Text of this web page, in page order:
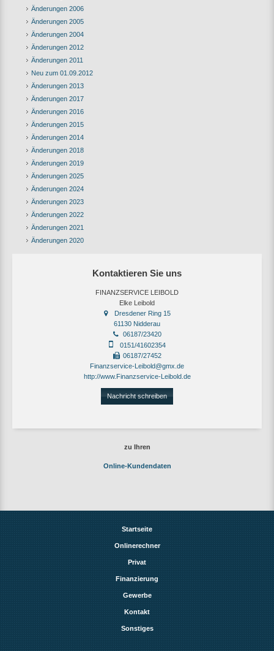
Änderungen 2006
Änderungen 2005
Änderungen 2004
Änderungen 2012
Änderungen 2011
Neu zum 01.09.2012
Änderungen 2013
Änderungen 2017
Änderungen 2016
Änderungen 2015
Änderungen 2014
Änderungen 2018
Änderungen 2019
Änderungen 2025
Änderungen 2024
Änderungen 2023
Änderungen 2022
Änderungen 2021
Änderungen 2020
Kontaktieren Sie uns
FINANZSERVICE LEIBOLD
Elke Leibold
Dresdener Ring 15
61130 Nidderau
06187/23420
0151/41602354
06187/27452
Finanzservice-Leibold@gmx.de
http://www.Finanzservice-Leibold.de
Nachricht schreiben
zu Ihren
Online-Kundendaten
Startseite
Onlinerechner
Privat
Finanzierung
Gewerbe
Kontakt
Sonstiges